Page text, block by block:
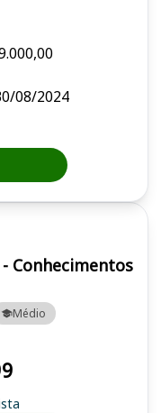
Conhecimentos
Médio
08/2024